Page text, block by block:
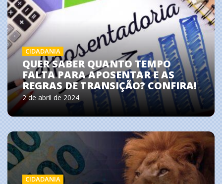
CIDADANIA
QUER SABER QUANTO TEMPO
FALTA PARA APOSENTAR E AS
REGRAS DE TRANSIÇÃO? CONFIRA!
2 de abril de 2024
CIDADANIA